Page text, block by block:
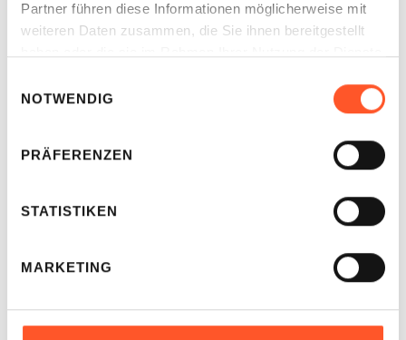
Partner führen diese Informationen möglicherweise mit
weiteren Daten zusammen, die Sie ihnen bereitgestellt
NOTWENDIG
PRÄFERENZEN
STATISTIKEN
MARKETING
Hinzu kommt, dass der technische Fortschritt
die Bedienung benutzerfreundlicher gemacht
Kritik
im Supermarkt, was sie für preissensible Kunden
Snackautomaten in ländlichen Gebieten weniger